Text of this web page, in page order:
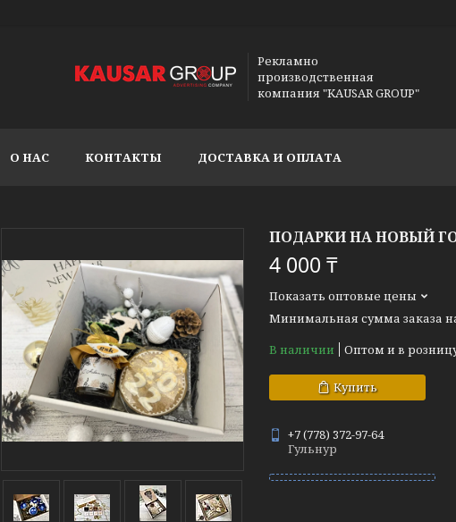
Рекламно
производственная
компания "KAUSAR GROUP"
О НАС КОНТАКТЫ ДОСТАВКА И ОПЛАТА
ПОДАРКИ НА НОВЫЙ
4 000 ₸
Показать оптовые цены
Минимальная сумма заказа
В наличии
Оптом и в
Купить
+7 (778) 372-97-64
Гульнур